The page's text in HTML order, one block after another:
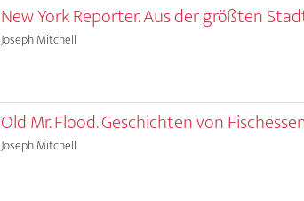
New York Reporter. Aus der größten
Joseph Mitchell
Old Mr. Flood. Geschichten von
Joseph Mitchell